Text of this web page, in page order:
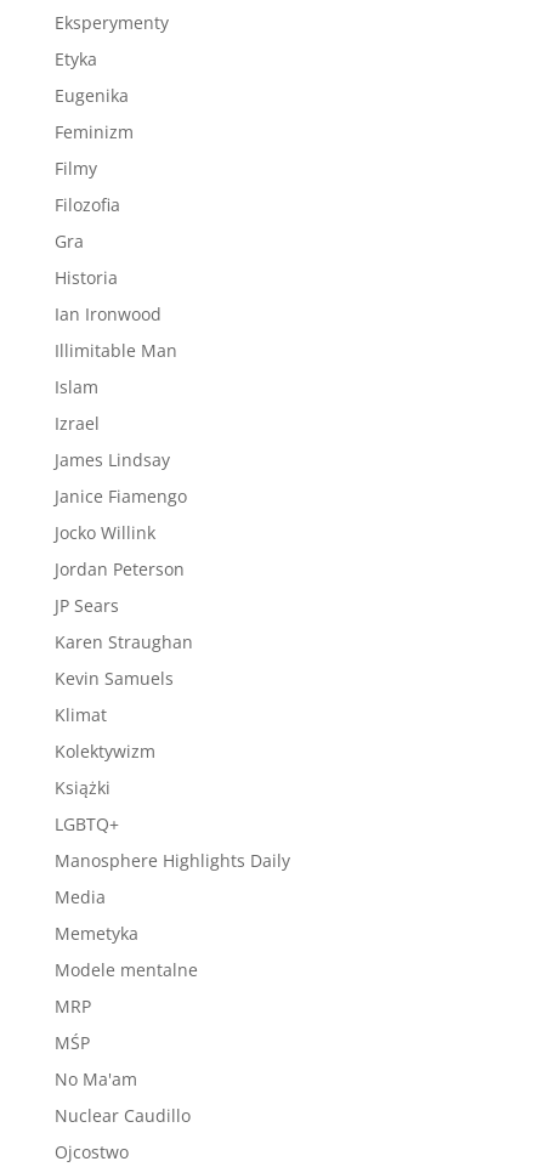
Eksperymenty
Etyka
Eugenika
Feminizm
Filmy
Filozofia
Gra
Historia
Ian Ironwood
Illimitable Man
Islam
Izrael
James Lindsay
Janice Fiamengo
Jocko Willink
Jordan Peterson
JP Sears
Karen Straughan
Kevin Samuels
Klimat
Kolektywizm
Książki
LGBTQ+
Manosphere Highlights Daily
Media
Memetyka
Modele mentalne
MRP
MŚP
No Ma'am
Nuclear Caudillo
Ojcostwo